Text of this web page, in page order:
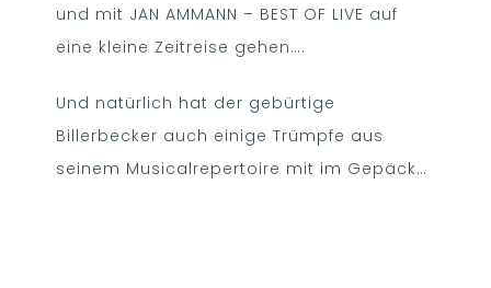
und mit JAN AMMANN – BEST OF LIVE auf
eine kleine Zeitreise gehen….
Und natürlich hat der gebürtige
Billerbecker auch einige Trümpfe aus
seinem Musicalrepertoire mit im Gepäck…